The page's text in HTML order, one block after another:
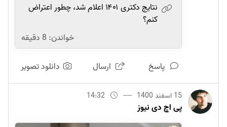
نتایج دکتری ۱۴۰۱ اعلام شد، چطور اعتراض
کنم؟
خواندن: 8 دقیقه
پاسخ ارسال دانلود تصویر
15 اسفند 1400 14:32
پی اچ دی نیوز